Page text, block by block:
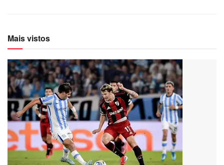
Mais vistos